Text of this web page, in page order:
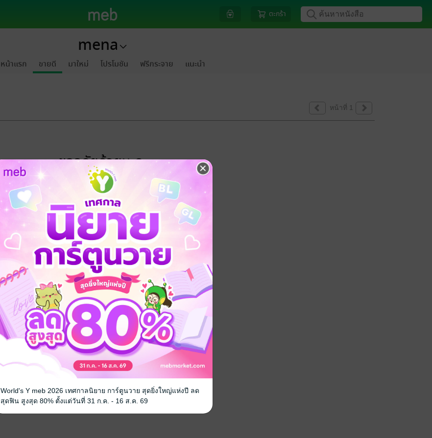
ตะกร้า
mena
หน้าแรก ขายดี มาใหม่ โปรโมชัน ฟรีกระจาย แนะนำ
หน้าที่ 1
ขออภัยด้วยนะคะ
ไม่พบข้อมูลในหัวข้อที่คุณกำลังชมค่ะ
World's Y meb 2026 เทศกาลนิยาย การ์ตูนวาย สุดยิ่งใหญ่แห่งปี ลด
สุดฟิน สูงสุด 80% ตั้งแต่วันที่ 31 ก.ค. - 16 ส.ค. 69